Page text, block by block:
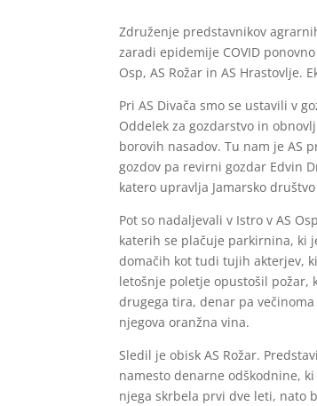
Združenje predstavnikov
zaradi epidemije COVID
Osp, AS Rožar in AS Hrastovlje.
Pri AS Divača smo se ustavili v
Oddelek za gozdarstvo in
borovih nasadov. Tu nam je AS
gozdov pa revirni gozdar Edvin
katero upravlja Jamarsko
Pot so nadaljevali v Istro v AS
katerih se plačuje parkirnina, ki
domačih kot tudi tujih akterjev,
letošnje poletje opustošil požar,
drugega tira, denar pa
njegova oranžna vina.
Sledil je obisk AS Rožar.
namesto denarne odškodnine,
njega skrbela prvi dve leti, nato